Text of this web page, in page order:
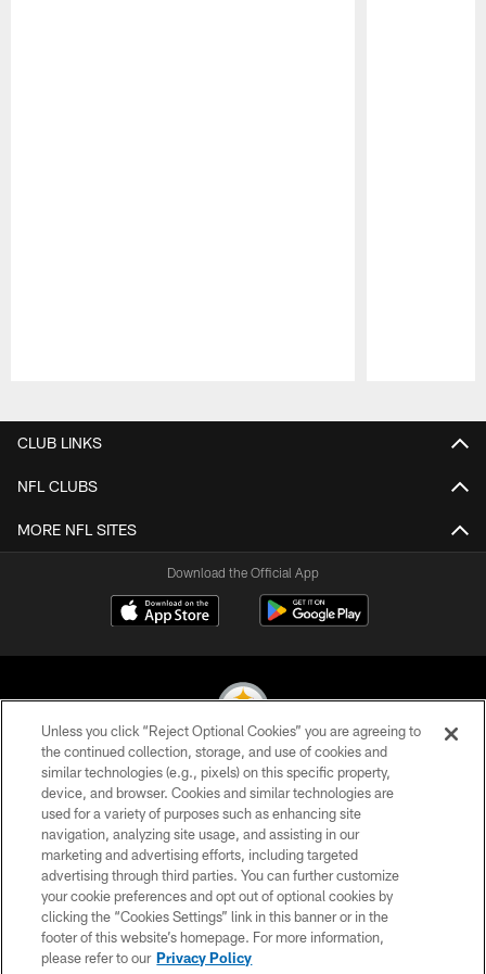
CLUB LINKS
NFL CLUBS
MORE NFL SITES
Download the Official App
© 2026 Pittsburgh Steelers. All Rights Reserved
PRIVACY POLICY
TERMS OF USE
ACCESSIBILITY
CONTACT US
SITE MAP
Unless you click “Reject Optional Cookies” you are agreeing to
the continued collection, storage, and use of cookies and
similar technologies (e.g., pixels) on this specific property,
device, and browser. Cookies and similar technologies are
used for a variety of purposes such as enhancing site
navigation, analyzing site usage, and assisting in our
marketing and advertising efforts, including targeted
advertising through third parties. You can further customize
your cookie preferences and opt out of optional cookies by
clicking the “Cookies Settings” link in this banner or in the
footer of this website’s homepage. For more information,
please refer to our Privacy Policy